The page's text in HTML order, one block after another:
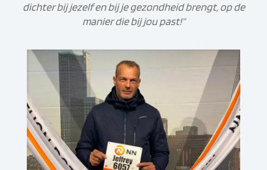
dichter bij jezelf en bij je gezondheid brengt, op de
manier die bij jou past!”